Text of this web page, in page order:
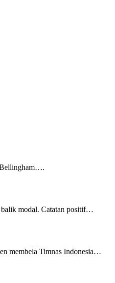
Bellingham….
balik modal. Catatan positif…
membela Timnas Indonesia…